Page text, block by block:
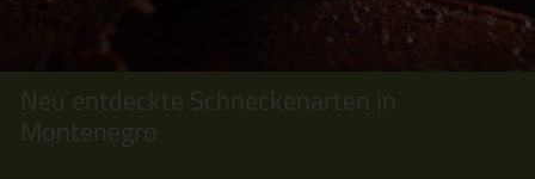
Neu entdeckte Schneckenarten in
Montenegro